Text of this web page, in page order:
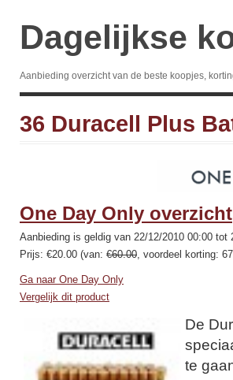
Dagelijkse
Aanbieding overzicht van de beste koopjes,
36 Duracell Plus
One Day Only overzicht
Aanbieding is geldig van 22/12/2010 00:00 tot
Prijs: €20.00 (van: €60.00, voordeel korting:
Ga naar One Day Only
Vergelijk dit product
De
te